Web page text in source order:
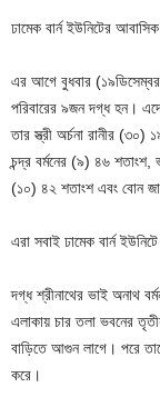
ঢামেক বার্ন ইউনিটের
এর আগে বুধবার
পরিবারের ৯জন দগ্ধ হন।
তার স্ত্রী অর্চনা রানীর
চন্দ্র বর্মনের (৯) ৪৬ শতাংশ,
(১০) ৪২ শতাংশ এবং বোন
এরা সবাই ঢামেক বার্ন
দগ্ধ শ্রীনাথের ভাই অনাথ
এলাকায় চার তলা ভবনের
বাড়িতে আগুন লাগে। পরে
করে।